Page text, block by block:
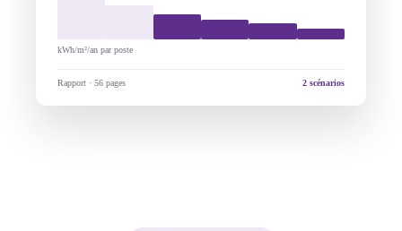
kWh/m²/an par poste
Rapport · 56 pages 2 scénarios